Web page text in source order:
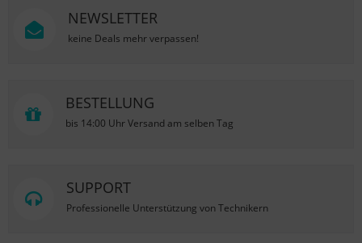
NEWSLETTER
keine Deals mehr verpassen!
BESTELLUNG
bis 14:00 Uhr Versand am selben Tag
SUPPORT
Professionelle Unterstützung von Technikern